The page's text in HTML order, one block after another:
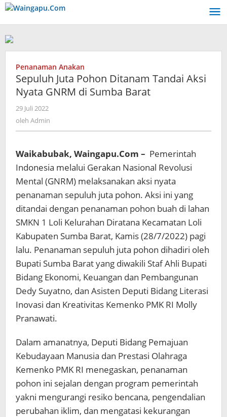
Lewati
konten
Penanaman Anakan
Sepuluh Juta Pohon Ditanam Tandai Aksi
Nyata GNRM di Sumba Barat
29 Juli 2022
oleh Admin
Waikabubak, Waingapu.Com – Pemerintah
Indonesia melalui Gerakan Nasional Revolusi
Mental (GNRM) melaksanakan aksi nyata
penanaman sepuluh juta pohon. Aksi ini yang
ditandai dengan penanaman pohon buah di lahan
SMKN 1 Loli Kelurahan Diratana Kecamatan Loli
Kabupaten Sumba Barat, Kamis (28/7/2022) pagi
lalu. Penanaman sepuluh juta pohon dihadiri oleh
Bupati Sumba Barat yang diwakili Staf Ahli Bupati
Bidang Ekonomi, Keuangan dan Pembangunan
Dedy Suyatno, dan Asisten Deputi Bidang Literasi
Inovasi dan Kreativitas Kemenko PMK RI Molly
Pranawati.
Dalam amanatnya, Deputi Bidang Pemajuan
Kebudayaan Manusia dan Prestasi Olahraga
Kemenko PMK RI menegaskan, penanaman
pohon ini sejalan dengan program pemerintah
yakni mengurangi resiko bencana, pengendalian
perubahan iklim, dan mengatasi kekurangan